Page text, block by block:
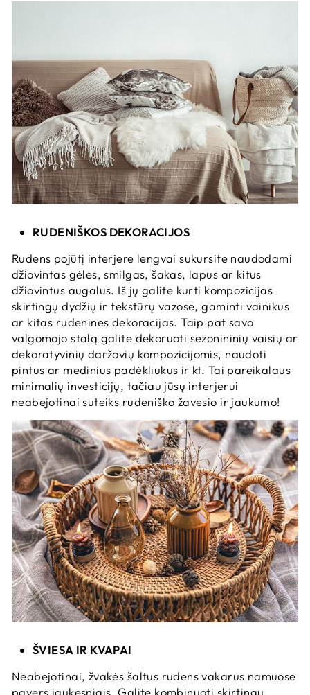
RUDENIŠKOS DEKORACIJOS
Rudens pojūtį interjere lengvai sukursite naudodami
džiovintas gėles, smilgas, šakas, lapus ar kitus
džiovintus augalus. Iš jų galite kurti kompozicijas
skirtingų dydžių ir tekstūrų vazose, gaminti vainikus
ar kitas rudenines dekoracijas. Taip pat savo
valgomojo stalą galite dekoruoti sezonininių vaisių ar
dekoratyvinių daržovių kompozicijomis, naudoti
pintus ar medinius padėkliukus ir kt. Tai pareikalaus
minimalių investicijų, tačiau jūsų interjerui
neabejotinai suteiks rudeniško žavesio ir jaukumo!
ŠVIESA IR KVAPAI
Neabejotinai, žvakės šaltus rudens vakarus namuose
pavers jaukesniais. Galite kombinuoti skirtingų